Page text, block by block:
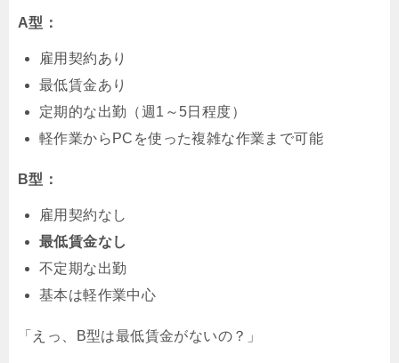
A型：
雇用契約あり
最低賃金あり
定期的な出勤（週1～5日程度）
軽作業からPCを使った複雑な作業まで可能
B型：
雇用契約なし
最低賃金なし
不定期な出勤
基本は軽作業中心
「えっ、B型は最低賃金がないの？」